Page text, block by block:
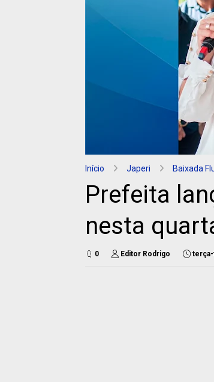
Início Japeri Baixada
Prefeita
nesta
0 Editor Rodrigo terça-